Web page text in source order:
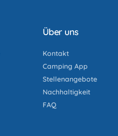
Über uns
Kontakt
Camping App
Stellenangebote
Nachhaltigkeit
FAQ